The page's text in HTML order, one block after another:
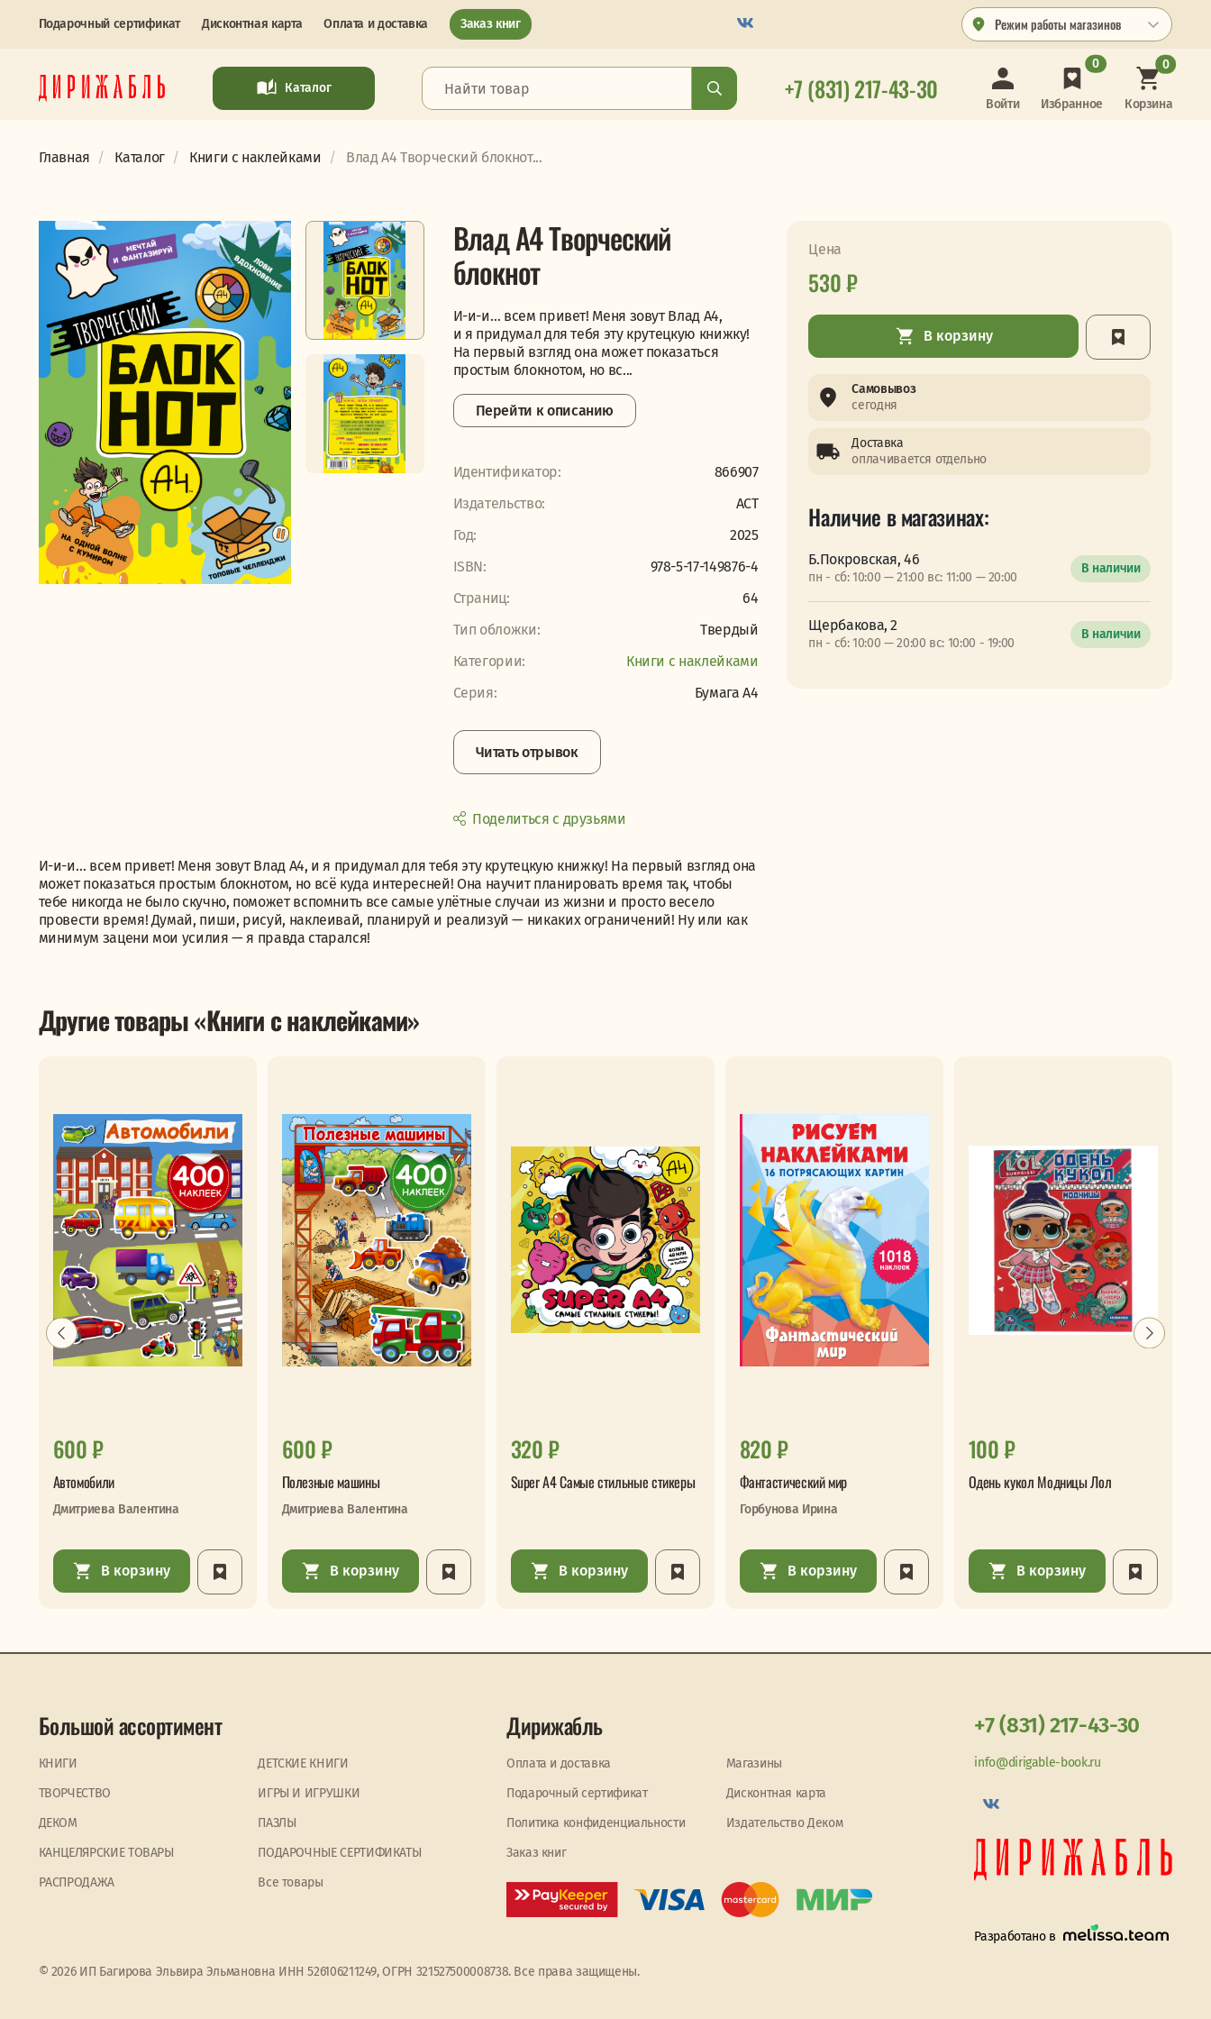
Подарочный сертификат Дисконтная карта Оплата и доставка Заказ книг Режим работы магазинов
Каталог +7 (831) 217-43-30 Войти Избранное
0
Корзина
0
Главная Каталог Книги с наклейками Влад А4 Творческий блокнот...
Влад А4 Творческий
блокнот
И-и-и… всем привет! Меня зовут Влад А4,
и я придумал для тебя эту крутецкую книжку!
На первый взгляд она может показаться
простым блокнотом, но вс...
Перейти к описанию
Идентификатор:
866907
Издательство:
АСТ
Год:
2025
ISBN:
978-5-17-149876-4
Страниц:
64
Тип обложки:
Твердый
Категории:
Книги с наклейками
Серия:
Бумага А4
Читать отрывок
Поделиться с друзьями
И-и-и… всем привет! Меня зовут Влад А4, и я придумал для тебя эту крутецкую книжку! На первый взгляд она
может показаться простым блокнотом, но всё куда интересней! Она научит планировать время так, чтобы
тебе никогда не было скучно, поможет вспомнить все самые улётные случаи из жизни и просто весело
провести время! Думай, пиши, рисуй, наклеивай, планируй и реализуй — никаких ограничений! Ну или как
минимум зацени мои усилия — я правда старался!
Цена
530 ₽
В корзину
Самовывоз
сегодня
Доставка
оплачивается отдельно
Наличие в магазинах:
Б.Покровская, 46
пн - сб: 10:00 — 21:00 вс: 11:00 — 20:00
В наличии
Щербакова, 2
пн - сб: 10:00 — 20:00 вс: 10:00 - 19:00
В наличии
Другие товары «Книги с наклейками»
600 ₽
Автомобили
Дмитриева Валентина
В корзину
600 ₽
Полезные машины
Дмитриева Валентина
В корзину
320 ₽
Super А4 Самые стильные стикеры
В корзину
820 ₽
Фантастический мир
Горбунова Ирина
В корзину
100 ₽
Одень кукол Модницы Лол
В корзину
Большой ассортимент
КНИГИ
ДЕТСКИЕ КНИГИ
ТВОРЧЕСТВО
ИГРЫ И ИГРУШКИ
ДЕКОМ
ПАЗЛЫ
КАНЦЕЛЯРСКИЕ ТОВАРЫ
ПОДАРОЧНЫЕ СЕРТИФИКАТЫ
PАСПРОДАЖА
Все товары
Дирижабль
Оплата и доставка
Магазины
Подарочный сертификат
Дисконтная карта
Политика конфиденциальности
Издательство Деком
Заказ книг
+7 (831) 217-43-30
info@dirigable-book.ru
Разработано в
© 2026 ИП Багирова Эльвира Эльмановна ИНН 526106211249, ОГРН 321527500008738. Все права защищены.